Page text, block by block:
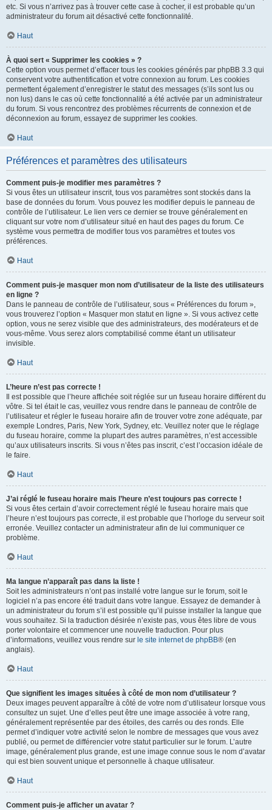
etc. Si vous n’arrivez pas à trouver cette case à cocher, il est probable qu’un
administrateur du forum ait désactivé cette fonctionnalité.
Haut
À quoi sert « Supprimer les cookies » ?
Cette option vous permet d’effacer tous les cookies générés par phpBB 3.3 qui
conservent votre authentification et votre connexion au forum. Les cookies
permettent également d’enregistrer le statut des messages (s’ils sont lus ou
non lus) dans le cas où cette fonctionnalité a été activée par un administrateur
du forum. Si vous rencontrez des problèmes récurrents de connexion et de
déconnexion au forum, essayez de supprimer les cookies.
Haut
Préférences et paramètres des utilisateurs
Comment puis-je modifier mes paramètres ?
Si vous êtes un utilisateur inscrit, tous vos paramètres sont stockés dans la
base de données du forum. Vous pouvez les modifier depuis le panneau de
contrôle de l’utilisateur. Le lien vers ce dernier se trouve généralement en
cliquant sur votre nom d’utilisateur situé en haut des pages du forum. Ce
système vous permettra de modifier tous vos paramètres et toutes vos
préférences.
Haut
Comment puis-je masquer mon nom d’utilisateur de la liste des utilisateurs
en ligne ?
Dans le panneau de contrôle de l’utilisateur, sous « Préférences du forum »,
vous trouverez l’option « Masquer mon statut en ligne ». Si vous activez cette
option, vous ne serez visible que des administrateurs, des modérateurs et de
vous-même. Vous serez alors comptabilisé comme étant un utilisateur
invisible.
Haut
L’heure n’est pas correcte !
Il est possible que l’heure affichée soit réglée sur un fuseau horaire différent du
vôtre. Si tel était le cas, veuillez vous rendre dans le panneau de contrôle de
l’utilisateur et régler le fuseau horaire afin de trouver votre zone adéquate, par
exemple Londres, Paris, New York, Sydney, etc. Veuillez noter que le réglage
du fuseau horaire, comme la plupart des autres paramètres, n’est accessible
qu’aux utilisateurs inscrits. Si vous n’êtes pas inscrit, c’est l’occasion idéale de
le faire.
Haut
J’ai réglé le fuseau horaire mais l’heure n’est toujours pas correcte !
Si vous êtes certain d’avoir correctement réglé le fuseau horaire mais que
l’heure n’est toujours pas correcte, il est probable que l’horloge du serveur soit
erronée. Veuillez contacter un administrateur afin de lui communiquer ce
problème.
Haut
Ma langue n’apparaît pas dans la liste !
Soit les administrateurs n’ont pas installé votre langue sur le forum, soit le
logiciel n’a pas encore été traduit dans votre langue. Essayez de demander à
un administrateur du forum s’il est possible qu’il puisse installer la langue que
vous souhaitez. Si la traduction désirée n’existe pas, vous êtes libre de vous
porter volontaire et commencer une nouvelle traduction. Pour plus
d’informations, veuillez vous rendre sur le site internet de phpBB® (en
anglais).
Haut
Que signifient les images situées à côté de mon nom d’utilisateur ?
Deux images peuvent apparaître à côté de votre nom d’utilisateur lorsque vous
consultez un sujet. Une d’elles peut être une image associée à votre rang,
généralement représentée par des étoiles, des carrés ou des ronds. Elle
permet d’indiquer votre activité selon le nombre de messages que vous avez
publié, ou permet de différencier votre statut particulier sur le forum. L’autre
image, généralement plus grande, est une image connue sous le nom d’avatar
qui est bien souvent unique et personnelle à chaque utilisateur.
Haut
Comment puis-je afficher un avatar ?